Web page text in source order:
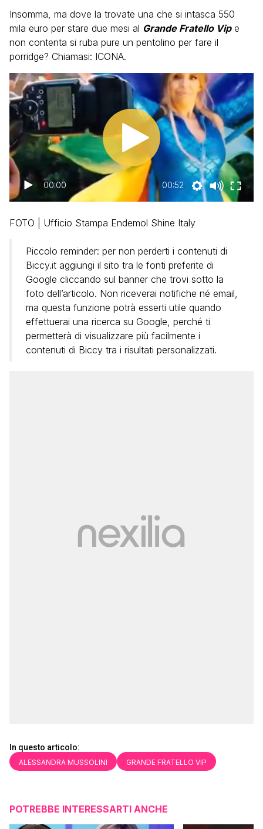
Insomma, ma dove la trovate una che si intasca 550
mila euro per stare due mesi al Grande Fratello Vipe
non contenta si ruba pure un pentolino per fare il
porridge? Chiamasi: ICONA.
00:00 00:52
FOTO | Ufficio Stampa Endemol Shine Italy
Piccolo reminder: per non perderti i contenuti di
Biccy.it aggiungi il sito tra le fonti preferite di
Google cliccando sul banner che trovi sotto la
foto dell’articolo. Non riceverai notifiche né email,
ma questa funzione potrà esserti utile quando
effettuerai una ricerca su Google, perché ti
permetterà di visualizzare più facilmente i
contenuti di Biccy tra i risultati personalizzati.
In questo articolo:
ALESSANDRA MUSSOLINI GRANDE FRATELLO VIP
POTREBBE INTERESSARTI ANCHE